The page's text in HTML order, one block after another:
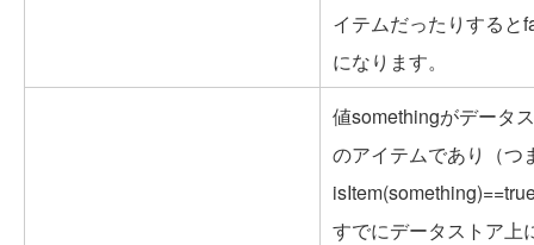
イテムだったりすると
になります。
値somethingがデータ
のアイテムであり（つ
すでにデータストア上